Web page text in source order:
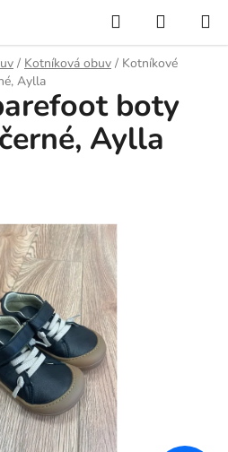
Hledat
KOŠÍK
/ Kotníková obuv / Kotníkové
Aylla
boty
Aylla